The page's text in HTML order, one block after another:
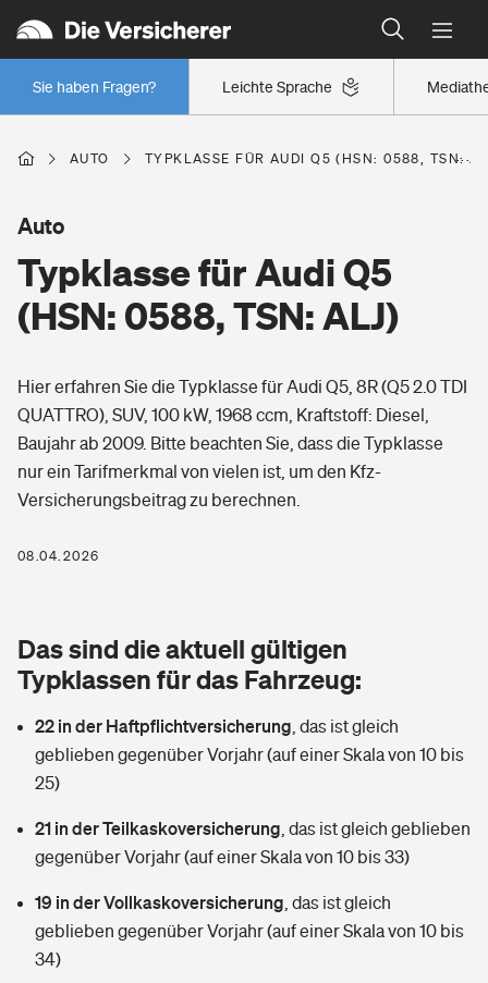
Leichte Sprache
Sie haben Fragen?
Wer versichert was: Jetzt Versicherer finden
Regionalklassen: So ist Ihre Region eingestuft
Wer versichert was: Jetzt Versicherer finden
Berufsunfähigkeitsversicherung
Erwerbsunfähigkeitsversicherung
Grundfähigkeitsversicherung
Arbeitsrechtsschutz
Berufshaftpflichtversicherung
Zur Übersicht
Tools
Wer versichert was: Jetzt Versicherer finden
Sie haben Fragen?
Wohnen
Glasversicherung
Mietkautionsversicherung
Restkreditversicherung
Tools
Freizeit
Pri­vate Haft­pflicht­
Kinderunfall­ver­si­che­rung
Kinderinvalidität
Hundehalter-Haftpflicht
Handyversicherung
Gesundheit
Private Krankenversicherung
Dread-Disease-Versicherung
Tierkrankenversicherung
Zur Übersicht
Tools
Wer versichert was: Jetzt Versicherer finden
AUTO TYPKLASSE FÜR AUDI Q5 (HSN: 0588, TSN:
Typklasse für Audi Q5
(HSN: 0588, TSN: ALJ)
Auto
Hier erfahren Sie die Typklasse für Audi Q5, 8R (Q5 2.0 TDI
QUATTRO), SUV, 100 kW, 1968 ccm, Kraftstoff: Diesel,
Baujahr ab 2009. Bitte beachten Sie, dass die Typklasse
nur ein Tarifmerkmal von vielen ist, um den Kfz-
Versicherungsbeitrag zu berechnen.
08.04.2026
Das sind die aktuell gültigen
Typklassen für das Fahrzeug:
22 in der Haftpflichtversicherung das ist gleich
geblieben gegenüber Vorjahr (auf einer Skala von 10 bis
25)
21 in der Teilkaskoversicherung das ist gleich geblieben
gegenüber Vorjahr (auf einer Skala von 10 bis 33)
19 in der Vollkaskoversicherung das ist gleich
geblieben gegenüber Vorjahr (auf einer Skala von 10 bis
34)